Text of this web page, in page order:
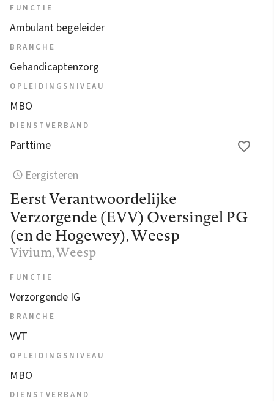
FUNCTIE
Ambulant begeleider
BRANCHE
Gehandicaptenzorg
OPLEIDINGSNIVEAU
MBO
DIENSTVERBAND
Parttime
Eergisteren
Eerst Verantwoordelijke
Verzorgende (EVV) Oversingel PG
(en de Hogewey), Weesp
Vivium, Weesp
FUNCTIE
Verzorgende IG
BRANCHE
VVT
OPLEIDINGSNIVEAU
MBO
DIENSTVERBAND